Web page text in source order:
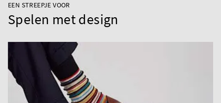
EEN STREEPJE VOOR
Spelen met design